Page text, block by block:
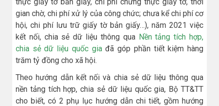
gian chờ, chi phí xử lý của công chức; chưa kể chi phí cơ
hội, chi phí lưu trữ giấy tờ bản giấy…), năm 2021 việc
kết nối, chia sẻ dữ liệu thông qua Nền tảng tích hợp,
chia sẻ dữ liệu quốc giađã góp phần tiết kiệm hàng
trăm tỷ đồng cho xã hội.
Theo hướng dẫn kết nối và chia sẻ dữ liệu thông qua
nền tảng tích hợp, chia sẻ dữ liệu quốc gia, Bộ TT&TT
cho biết, có 2 phụ lục hướng dẫn chi tiết, gồm hướng